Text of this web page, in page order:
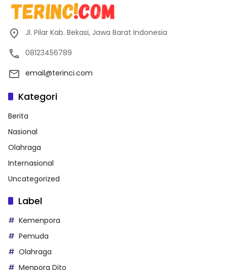
Jl. Pilar Kab. Bekasi, Jawa Barat Indonesia
08123456789
email@terinci.com
Kategori
Berita
Nasional
Olahraga
Internasional
Uncategorized
Label
Kemenpora
Pemuda
Olahraga
Menpora Dito